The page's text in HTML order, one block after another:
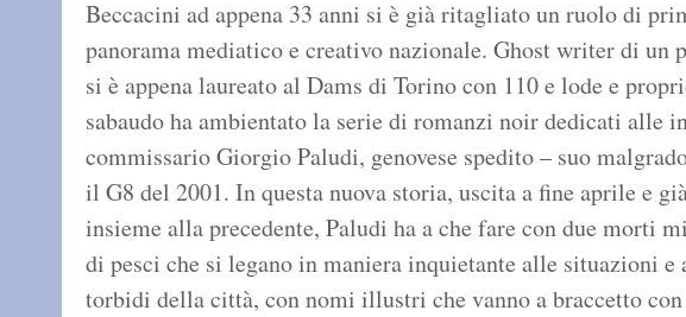
Beccacini ad appena 33 anni si è già ritagliato un ruolo di
panorama mediatico e creativo nazionale. Ghost writer di un
si è appena laureato al Dams di Torino con 110 e lode e
sabaudo ha ambientato la serie di romanzi noir dedicati alle
commissario Giorgio Paludi, genovese spedito – suo
il G8 del 2001. In questa nuova storia, uscita a fine aprile e
insieme alla precedente, Paludi ha a che fare con due morti
di pesci che si legano in maniera inquietante alle situazioni
torbidi della città, con nomi illustri che vanno a braccetto